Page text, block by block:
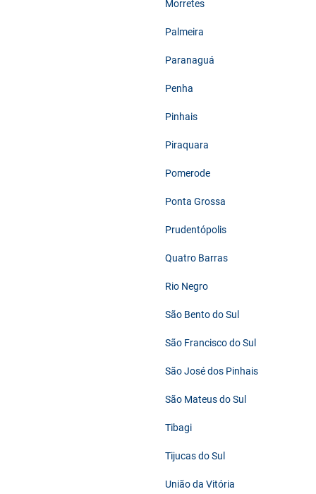
Morretes
Palmeira
Paranaguá
Penha
Pinhais
Piraquara
Pomerode
Ponta Grossa
Prudentópolis
Quatro Barras
Rio Negro
São Bento do Sul
São Francisco do Sul
São José dos Pinhais
São Mateus do Sul
Tibagi
Tijucas do Sul
União da Vitória